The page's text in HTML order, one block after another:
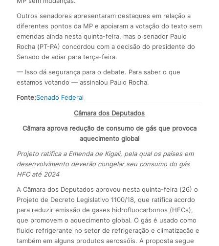
Outros senadores apresentaram destaques em relação a
diferentes pontos da MP e apoiaram a votação do texto sem
emendas ainda nesta quinta-feira, mas o senador Paulo
Rocha (PT-PA) concordou com a decisão do presidente do
Senado de adiar para terça-feira.
— Isso dá segurança para o debate. Para saber o que
estamos votando — assinalou Paulo Rocha.
Fonte:Senado Federal
Câmara dos Deputados
Câmara aprova redução de consumo de gás que provoca
aquecimento global
Projeto ratifica a Emenda de Kigali, pela qual os países em
desenvolvimento deverão congelar seu consumo do gás
HFC até 2024
A Câmara dos Deputados aprovou nesta quinta-feira (26) o
Projeto de Decreto Legislativo 1100/18, que ratifica acordo
para reduzir emissão de gases hidrofluocarbonos (HFCs),
que promovem o aquecimento global. O gás é usado como
fluido refrigerante no setor de refrigeração e climatização e
também em alguns produtos aerossóis. A proposta segue